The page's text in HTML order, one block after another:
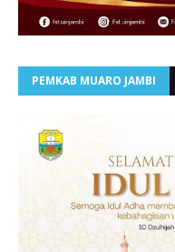
PEMKAB MUARO JAMBI